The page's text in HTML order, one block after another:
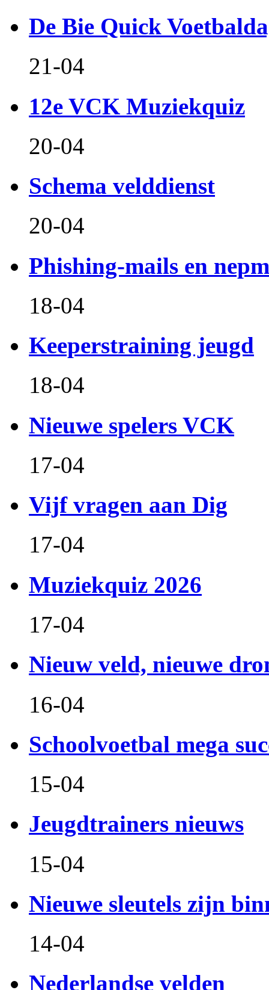
De Bie Quick
21-04
12e VCK Muziekquiz
20-04
Schema velddienst
20-04
Phishing-mails en
18-04
Keeperstraining jeugd
18-04
Nieuwe spelers VCK
17-04
Vijf vragen aan Dig
17-04
Muziekquiz 2026
17-04
Nieuw veld, nieuwe
16-04
Schoolvoetbal mega
15-04
Jeugdtrainers nieuws
15-04
Nieuwe sleutels zijn
14-04
Nederlandse velden